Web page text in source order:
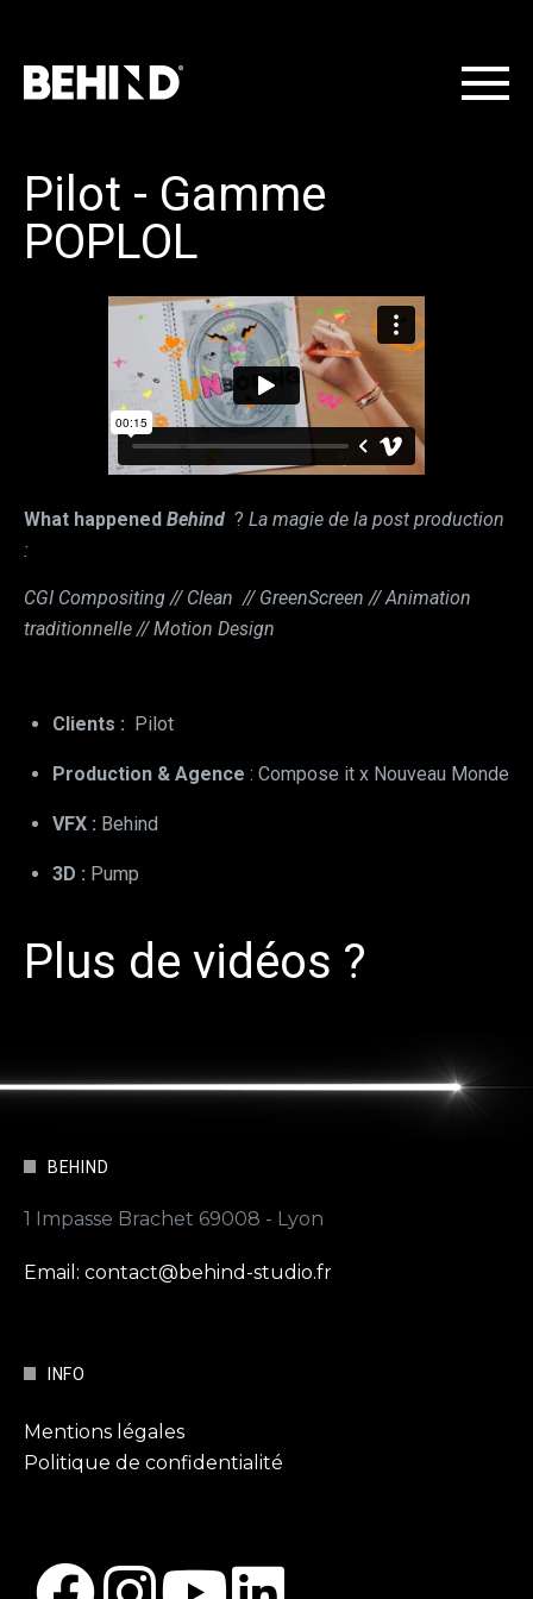
Pilot - Gamme
POPLOL
What happened Behind ? La magie de la post production
:
CGI Compositing // Clean // GreenScreen // Animation
traditionnelle // Motion Design
Clients : Pilot
Production & Agence : Compose it x Nouveau Monde
VFX : Behind
3D : Pump
Plus de vidéos ?
BEHIND
1 Impasse Brachet 69008 - Lyon
Email: contact@behind-studio.fr
INFO
Mentions légales
Politique de confidentialité